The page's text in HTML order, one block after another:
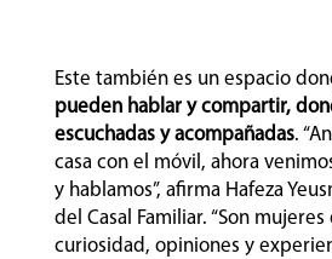
Este también es un espacio
pueden hablar y compartir,
escuchadas y acompañadas.
casa con el móvil, ahora
y hablamos”, afirma Hafeza
del Casal Familiar. “Son
curiosidad, opiniones y